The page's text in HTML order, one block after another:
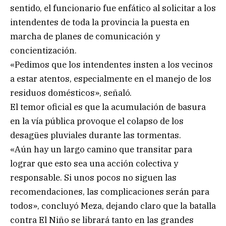
sentido, el funcionario fue enfático al solicitar a los
intendentes de toda la provincia la puesta en
marcha de planes de comunicación y
concientización.
«Pedimos que los intendentes insten a los vecinos
a estar atentos, especialmente en el manejo de los
residuos domésticos», señaló.
El temor oficial es que la acumulación de basura
en la vía pública provoque el colapso de los
desagües pluviales durante las tormentas.
«Aún hay un largo camino que transitar para
lograr que esto sea una acción colectiva y
responsable. Si unos pocos no siguen las
recomendaciones, las complicaciones serán para
todos», concluyó Meza, dejando claro que la batalla
contra El Niño se librará tanto en las grandes